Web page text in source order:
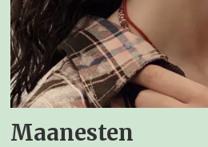
Maanesten